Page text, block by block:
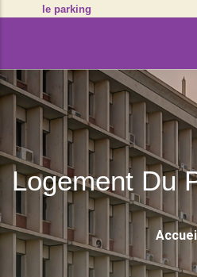
le parking
Logement Du
Fil